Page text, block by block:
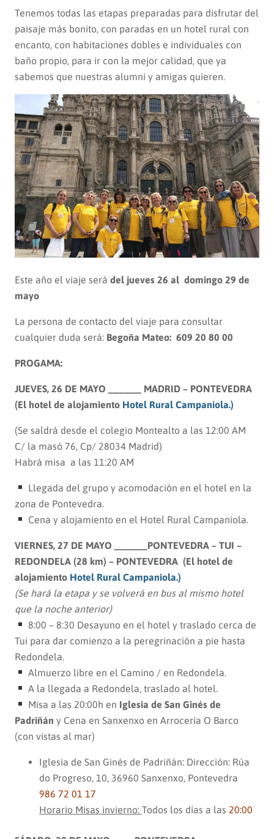
Tenemos todas las etapas preparadas para disfrutar del
paisaje más bonito, con paradas en un hotel rural con
encanto, con habitaciones dobles e individuales con
baño propio, para ir con la mejor calidad, que ya
sabemos que nuestras alumni y amigas quieren.
Este año el viaje será del jueves 26 al domingo 29 de
mayo
La persona de contacto del viaje para consultar
cualquier duda será: Begoña Mateo: 609 20 80 00
PROGAMA:
JUEVES, 26 DE MAYO ______ MADRID – PONTEVEDRA
(El hotel de alojamiento Hotel Rural Campaniola.)
(Se saldrá desde el colegio Montealto a las 12:00 AM
C/ la masó 76, Cp/ 28034 Madrid)
Habrá misa a las 11:20 AM
Llegada del grupo y acomodación en el hotel en la
zona de Pontevedra.
Cena y alojamiento en el Hotel Rural Campaniola.
VIERNES, 27 DE MAYO ______PONTEVEDRA – TUI –
REDONDELA (28 km) – PONTEVEDRA (El hotel de
alojamiento Hotel Rural Campaniola.)
(Se hará la etapa y se volverá en bus al mismo hotel
que la noche anterior)
8:00 – 8:30 Desayuno en el hotel y traslado cerca de
Tui para dar comienzo a la peregrinación a pie hasta
Redondela.
Almuerzo libre en el Camino / en Redondela.
A la llegada a Redondela, traslado al hotel.
Misa a las 20:00h en Iglesia de San Ginés de
Padriñán y Cena en Sanxenxo en Arrocería O Barco
(con vistas al mar)
Iglesia de San Ginés de Padriñán: Dirección: Rúa
do Progreso, 10, 36960 Sanxenxo, Pontevedra
986 72 01 17
Horario Misas invierno: Todos los días a las 20:00